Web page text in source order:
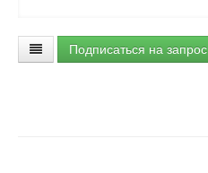
Подписаться на запрос